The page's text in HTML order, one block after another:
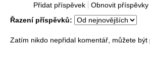
Obnovit příspěvky
Přidat příspěvek
Řazení příspěvků:
Zatím nikdo nepřidal komentář, můžete být